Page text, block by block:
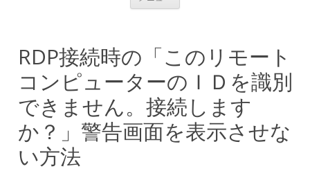
RDP接続時の「このリモート
コンピューターのＩＤを識別
できません。接続します
か？」警告画面を表示させな
い方法